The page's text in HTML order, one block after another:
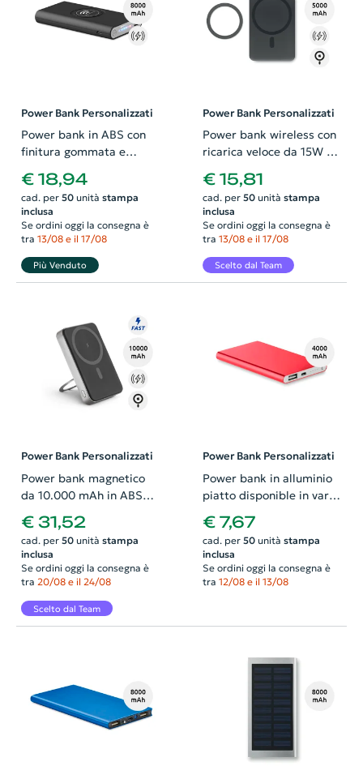
Power Bank Personalizzati
Power bank in ABS con
finitura gommata e
conettore USB-C da
8000mAh
€ 18,94
cad. per 50unità stampa
inclusa
Se ordini oggi la consegna è
tra 13/08 e il 17/08
Più Venduto
Power Bank Personalizzati
Power bank wireless con
ricarica veloce da 15W e
anello magnetico
€ 15,81
cad. per 50unità stampa
inclusa
Se ordini oggi la consegna è
tra 13/08 e il 17/08
Scelto dal Team
Power Bank Personalizzati
Power bank magnetico
da 10.000 mAh in ABS
riciclato con caricatore
wireless superveloce e
anello di supporto
€ 31,52
cad. per 50unità stampa
inclusa
Se ordini oggi la consegna è
tra 20/08 e il 24/08
Scelto dal Team
Power Bank Personalizzati
Power bank in alluminio
piatto disponible in vari
colori da 4000mAh
€ 7,67
cad. per 50unità stampa
inclusa
Se ordini oggi la consegna è
tra 12/08 e il 13/08